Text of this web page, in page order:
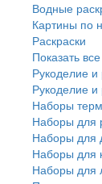
Водные
Картины по
Раскраски
Показать все
Рукоделие
Рукоделие
Наборы
Наборы для
Наборы для
Наборы для
Наборы для